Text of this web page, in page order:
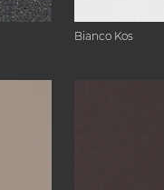
Bianco Kos